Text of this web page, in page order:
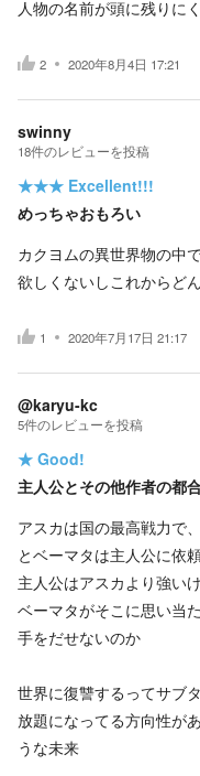
人物の名前が頭に残りに
2 2020年8月4日 17:21
swinny
18件のレビューを投稿
★★★ Excellent!!!
めっちゃおもろい
カクヨムの異世界物の中
欲しくないしこれからど
1 2020年7月17日 21:17
@karyu-kc
5件のレビューを投稿
★ Good!
主人公とその他作者の都
アスカは国の最高戦力で
とベーマタは主人公に依
主人公はアスカより強い
ベーマタがそこに思い当
手をだせないのか
世界に復讐するってサブ
放題になってる方向性が
うな未来